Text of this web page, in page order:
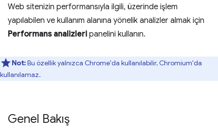
Web sitenizin performansıyla ilgili, üzerinde işlem
yapılabilen ve kullanım alanına yönelik analizler almak için
Performans analizleri panelini kullanın.
Not:Bu özellik yalnızca Chrome'da kullanılabilir, Chromium'da
kullanılamaz.
Genel Bakış